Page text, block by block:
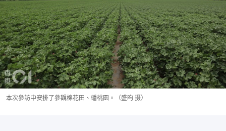
本次參訪中安排了參觀棉花田、蟠桃園。（盛昀 摄）